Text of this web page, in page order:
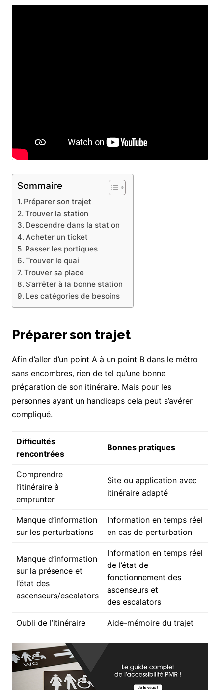
Sommaire
Préparer son trajet
Trouver la station
Descendre dans la station
Acheter un ticket
Passer les portiques
Trouver le quai
Trouver sa place
S’arrêter à la bonne station
Les catégories de besoins
Préparer son trajet
Afin d’aller d’un point A à un point B dans le métro
sans encombres, rien de tel qu’une bonne
préparation de son itinéraire. Mais pour les
personnes ayant un handicaps cela peut s’avérer
compliqué.
Difficultés
rencontrées
Bonnes pratiques
Comprendre
l’itinéraire à
emprunter
Site ou application avec
itinéraire adapté
Manque d’information
sur les perturbations
Information en temps réel
en cas de perturbation
Manque d’information
sur la présence et
l’état des
ascenseurs/escalators
Information en temps réel
de l’état de
fonctionnement des
ascenseurs et
des escalators
Oubli de l’itinéraire Aide-mémoire du trajet